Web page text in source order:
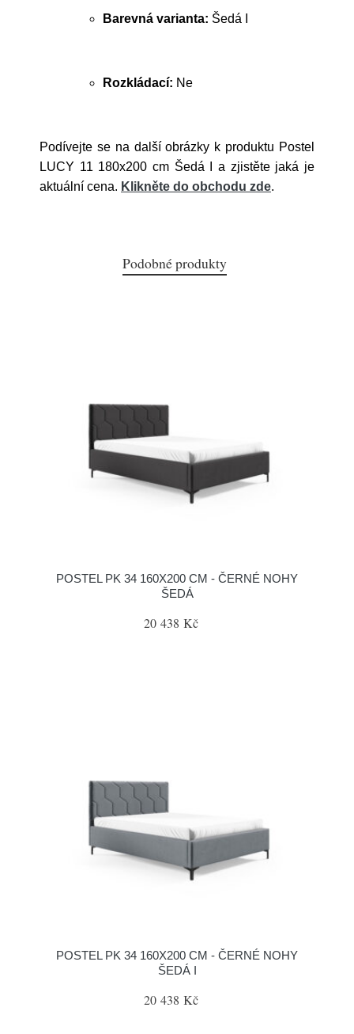
Barevná varianta: Šedá I
Rozkládací: Ne
Podívejte se na další obrázky k produktu Postel
LUCY 11 180x200 cm Šedá I a zjistěte jaká je
aktuální cena. Klikněte do obchodu zde.
Podobné produkty
POSTEL PK 34 160X200 CM - ČERNÉ NOHY
ŠEDÁ
20 438 Kč
POSTEL PK 34 160X200 CM - ČERNÉ NOHY
ŠEDÁ I
20 438 Kč